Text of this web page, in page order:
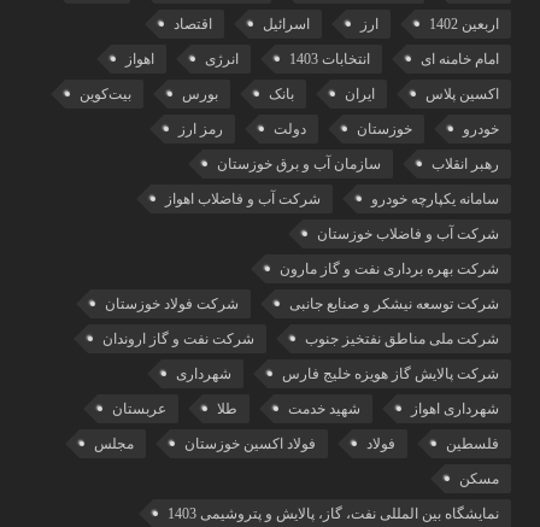
اربعین 1402 ارز اسرائیل اقتصاد
امام خامنه ای انتخابات 1403 انرژی اهواز
اکسین پلاس ایران بانک بورس بیت‌کوین
خودرو خوزستان دولت رمز ارز
رهبر انقلاب سازمان آب و برق خوزستان
سامانه یکپارچه خودرو شرکت آب و فاضلاب اهواز
شرکت آب و فاضلاب خوزستان
شرکت بهره برداری نفت و گاز مارون
شرکت توسعه نیشکر و صنایع جانبی شرکت فولاد خوزستان
شرکت ملی مناطق نفتخیز جنوب شرکت نفت و گاز اروندان
شرکت پالایش گاز هویزه خلیج‌ فارس شهرداری
شهرداری اهواز شهید خدمت طلا عربستان
فلسطین فولاد فولاد اکسین خوزستان مجلس
مسکن
نمایشگاه بین المللی نفت، گاز، پالایش و پتروشیمی 1403